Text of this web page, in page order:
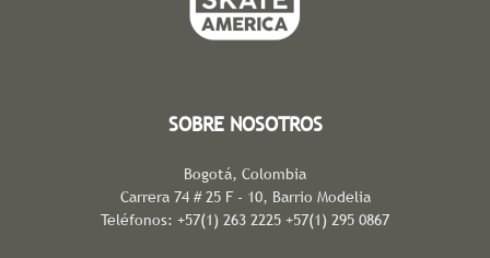
SOBRE NOSOTROS
Bogotá, Colombia
Carrera 74 # 25 F - 10, Barrio Modelia
Teléfonos: +57(1) 263 2225 +57(1) 295 0867